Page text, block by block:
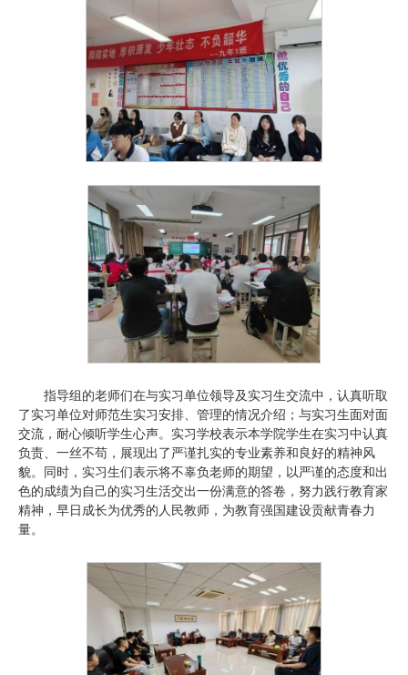
指导组的老师们在与实习单位领导及实习生交流中，认真听取
了实习单位对师范生实习安排、管理的情况介绍；与实习生面对面
交流，耐心倾听学生心声。实习学校表示本学院学生在实习中认真
负责、一丝不苟，展现出了严谨扎实的专业素养和良好的精神风
貌。同时，实习生们表示将不辜负老师的期望，以严谨的态度和出
色的成绩为自己的实习生活交出一份满意的答卷，努力践行教育家
精神，早日成长为优秀的人民教师，为教育强国建设贡献青春力
量。